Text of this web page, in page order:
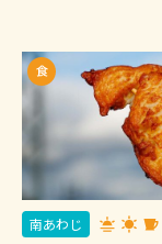
南あわじ